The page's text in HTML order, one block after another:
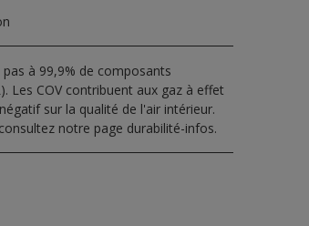
à 99,9% de composants
Les COV contribuent aux gaz à effet
sur la qualité de l'air intérieur.
notre page durabilité-infos.